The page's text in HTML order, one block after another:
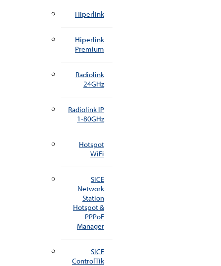
Hiperlink
Hiperlink
Premium
Radiolink
24GHz
Radiolink IP
1-80GHz
Hotspot
WiFi
SICE
Network
Station
Hotspot &
PPPoE
Manager
SICE
ControlTik